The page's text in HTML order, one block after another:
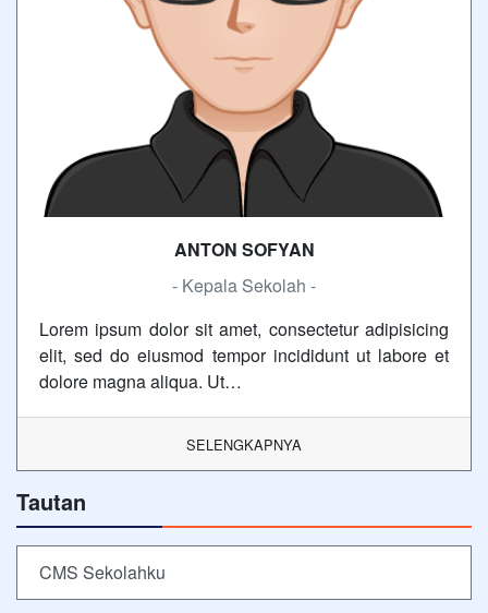
ANTON SOFYAN
- Kepala Sekolah -
Lorem ipsum dolor sit amet, consectetur adipisicing
elit, sed do eiusmod tempor incididunt ut labore et
dolore magna aliqua. Ut…
SELENGKAPNYA
Tautan
CMS Sekolahku